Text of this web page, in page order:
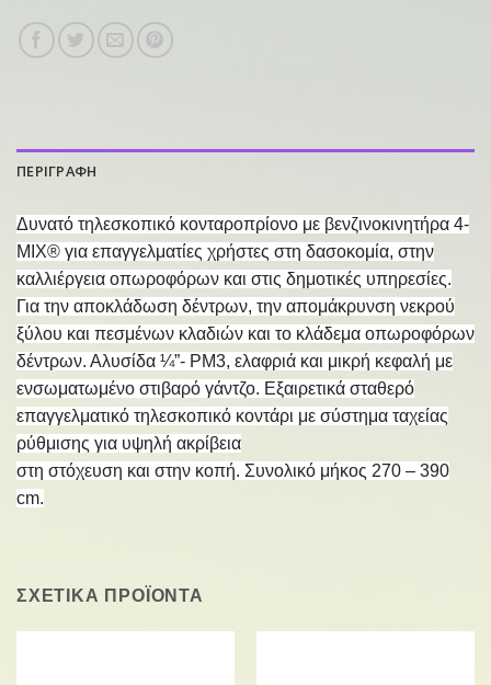
ΠΕΡΙΓΡΑΦΗ
Δυνατό τηλεσκοπικό κονταροπρίονο με βενζινοκινητήρα 4-
MIX® για επαγγελματίες χρήστες στη δασοκομία, στην
καλλιέργεια οπωροφόρων και στις δημοτικές υπηρεσίες.
Για την αποκλάδωση δέντρων, την απομάκρυνση νεκρού
ξύλου και πεσμένων κλαδιών και το κλάδεμα οπωροφόρων
δέντρων. Αλυσίδα ¼”- PM3, ελαφριά και μικρή κεφαλή με
ενσωματωμένο στιβαρό γάντζο. Εξαιρετικά σταθερό
επαγγελματικό τηλεσκοπικό κοντάρι με σύστημα ταχείας
ρύθμισης για υψηλή ακρίβεια
στη στόχευση και στην κοπή. Συνολικό μήκος 270 – 390
cm.
ΣΧΕΤΙΚΑ ΠΡΟΪΟΝΤΑ